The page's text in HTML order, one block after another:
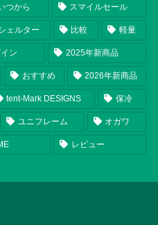
つから スマイルセール
ェルター 比較 軽量
ン 2025年新商品
おすすめ 2026年新商品
tent-Mark DESIGNS 保冷
ユニフレーム オガワ
レビュー